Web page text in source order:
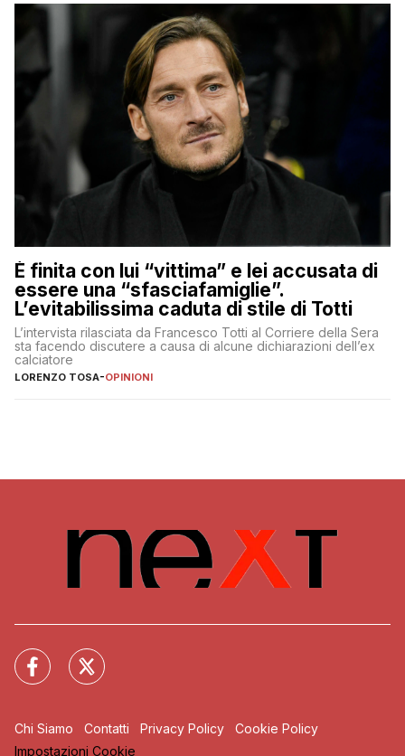
È finita con lui “vittima” e lei accusata di
essere una “sfasciafamiglie”.
L’evitabilissima caduta di stile di Totti
L’intervista rilasciata da Francesco Totti al Corriere della Sera
sta facendo discutere a causa di alcune dichiarazioni dell’ex
calciatore
LORENZO TOSA-OPINIONI
Chi Siamo Contatti Privacy Policy
Cookie Policy
Impostazioni Cookie